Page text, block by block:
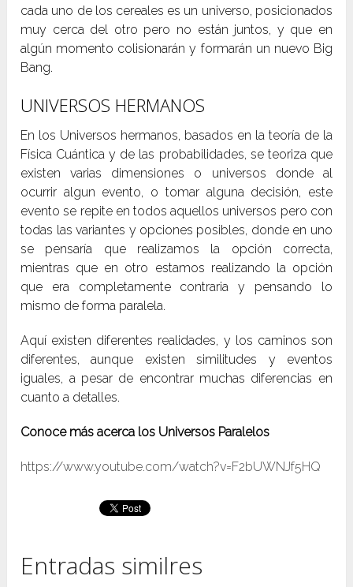
cada uno de los cereales es un universo, posicionados
muy cerca del otro pero no están juntos, y que en
algún momento colisionarán y formarán un nuevo Big
Bang.
UNIVERSOS HERMANOS
En los Universos hermanos, basados en la teoría de la
Física Cuántica y de las probabilidades, se teoriza que
existen varias dimensiones o universos donde al
ocurrir algun evento, o tomar alguna decisión, este
evento se repite en todos aquellos universos pero con
todas las variantes y opciones posibles, donde en uno
se pensaría que realizamos la opción correcta,
mientras que en otro estamos realizando la opción
que era completamente contraria y pensando lo
mismo de forma paralela.
Aquí existen diferentes realidades, y los caminos son
diferentes, aunque existen similitudes y eventos
iguales, a pesar de encontrar muchas diferencias en
cuanto a detalles.
Conoce más acerca los Universos Paralelos
https://www.youtube.com/watch?v=F2bUWNJf5HQ
Entradas similres